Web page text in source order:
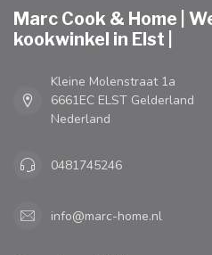
Marc Cook & Home |
kookwinkel in Elst |
Kleine Molenstraat 1a
6661EC ELST Gelderland
Nederland
0481745246
info@marc-home.nl